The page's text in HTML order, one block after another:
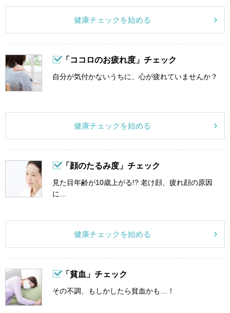
健康チェックを始める
「ココロのお疲れ度」チェック
自分が気付かないうちに、心が疲れていませんか？
健康チェックを始める
「顔のたるみ度」チェック
見た目年齢が10歳上がる!? 老け顔、疲れ顔の原因
に…
健康チェックを始める
「貧血」チェック
その不調、もしかしたら貧血かも…！